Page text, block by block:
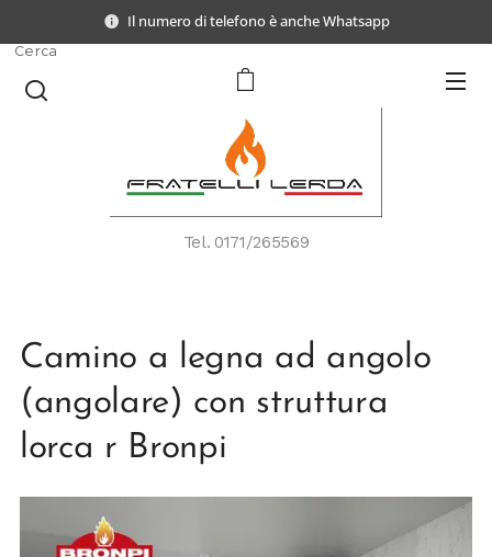
Il numero di telefono è anche Whatsapp
Tel. 0171/265569
Cerca
Camino a legna ad angolo
(angolare) con struttura
lorca r Bronpi